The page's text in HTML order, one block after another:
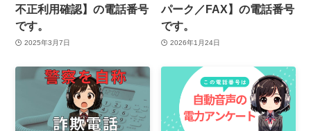
不正利用確認】の電話番号
です。
2025年3月7日
パーク／FAX】の電話番号
です。
2026年1月24日